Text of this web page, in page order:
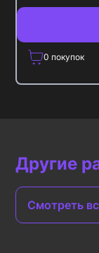
0 покупок
Другие
Смотреть